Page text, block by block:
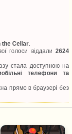
the Cellar
голоси віддали2624
стала доступною на
телефони та
прямо в браузері без